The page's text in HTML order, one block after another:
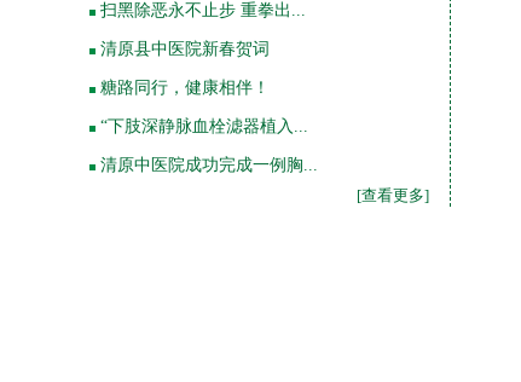
扫黑除恶永不止步 重拳出...
清原县中医院新春贺词
糖路同行，健康相伴！
“下肢深静脉血栓滤器植入...
清原中医院成功完成一例胸...
[查看更多]